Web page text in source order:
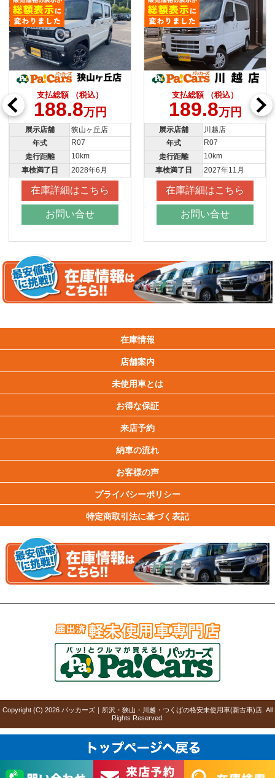
（税込）
万円
狭山ヶ丘店
10km
2028年6月
はこちら
支払総額 （税込）
万円
展示店舗
川越店
10km
車検満了日
2027年11月
在庫詳細はこちら
支払
車検満了日
在庫詳
在庫情報
店舗案内
未使用車とは
お得な保証
来店予約
納車の流れ
お客様の声
プライバシーポリシー
特定商取引法に基づく表記
Copyright (C) 2026 パッカーズ｜所沢・狭山・川越・つくばの格安未使用車(新古車)店 . All
Rights Reserved.